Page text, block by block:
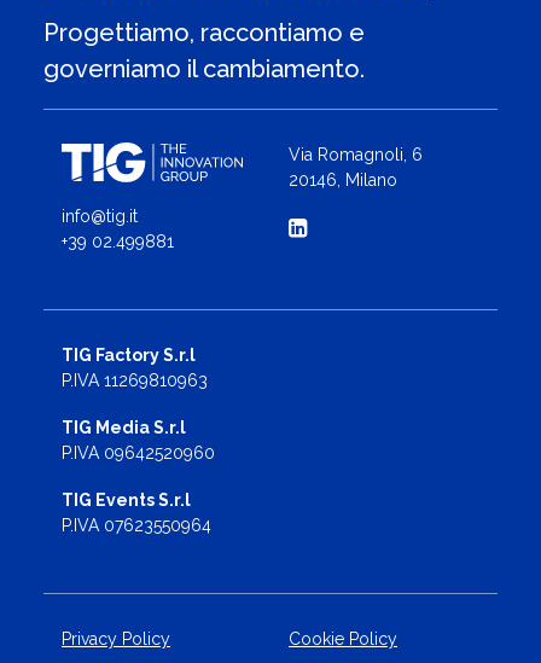
Progettiamo, raccontiamo e
governiamo il cambiamento.
info@tig.it
+39 02.499881
Via Romagnoli, 6
20146, Milano
TIG Factory S.r.l
P.IVA 11269810963
TIG Media S.r.l
P.IVA 09642520960
TIG Events S.r.l
P.IVA 07623550964
Privacy Policy Cookie Policy